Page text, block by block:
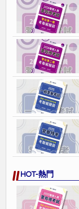
HOT-熱門